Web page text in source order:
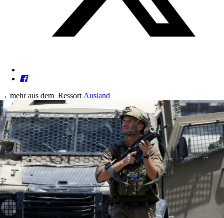
→ mehr aus dem Ressort Ausland